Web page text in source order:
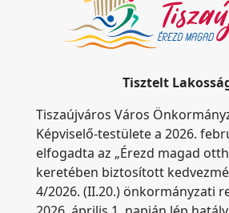
Tisztelt
Tiszaújváros Város
Képviselő-testülete a 2026.
elfogadta az „Érezd magad
keretében biztosított
4/2026. (II.20.) önkormányzati